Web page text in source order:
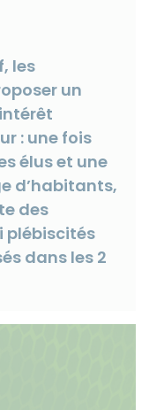
les
un
: une fois
élus et une
d’habitants,
des
plébiscités
dans les 2